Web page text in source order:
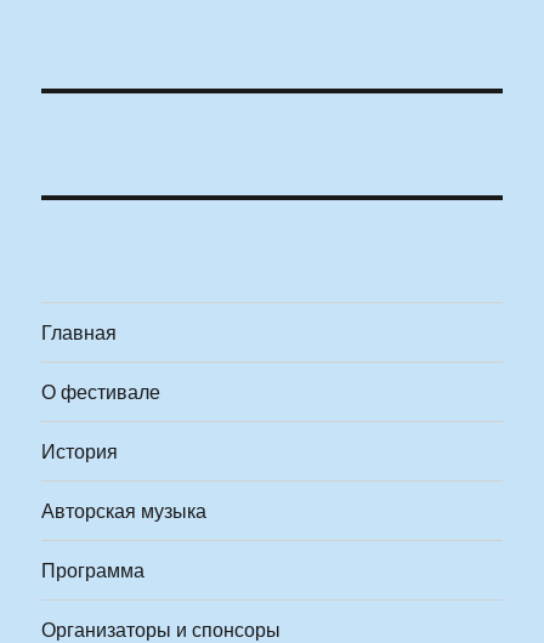
Главная
О фестивале
История
Авторская музыка
Программа
Организаторы и спонсоры